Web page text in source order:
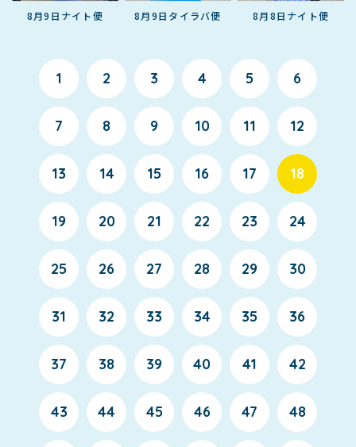
8月9日ナイト便 8月9日タイラバ便 8月8日ナイト便
1 2 3 4 5 6
7 8 9 10 11 12
13 14 15 16 17 18
19 20 21 22 23 24
25 26 27 28 29 30
31 32 33 34 35 36
37 38 39 40 41 42
43 44 45 46 47 48